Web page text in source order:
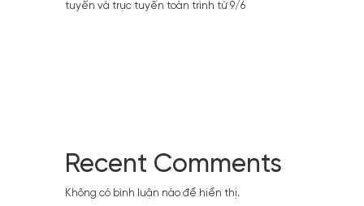
tuyến và trực tuyến toàn trình từ 9/6
Recent Comments
Không có bình luận nào để hiển thị.